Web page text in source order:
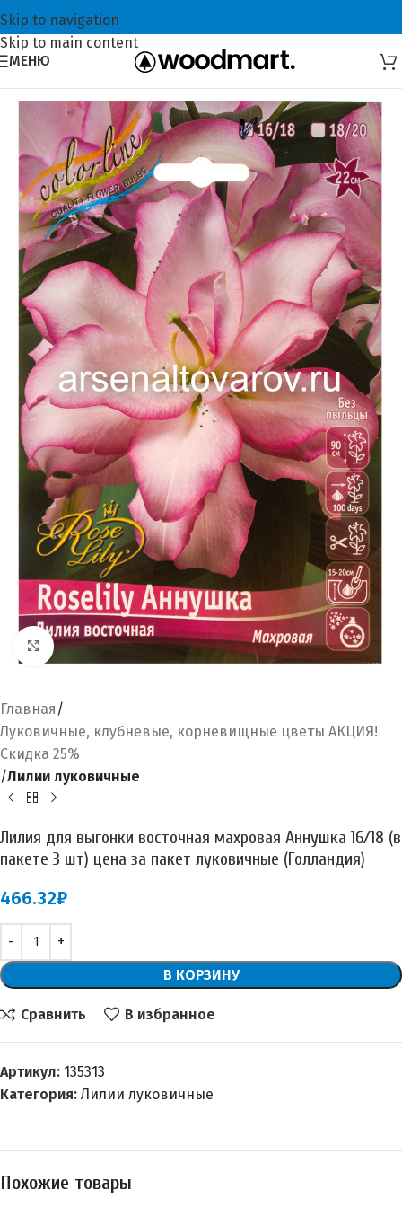
Skip to navigation
Skip to main content
МЕНЮ
Увеличить
Главная
Луковичные, клубневые, корневищные цветы АКЦИЯ!
Скидка 25%
Лилии луковичные
Лилия для выгонки восточная махровая Аннушка 16/18 (в
пакете 3 шт) цена за пакет луковичные (Голландия)
466.32₽
В КОРЗИНУ
Сравнить В избранное
Артикул: 135313
Категория: Лилии луковичные
Похожие товары